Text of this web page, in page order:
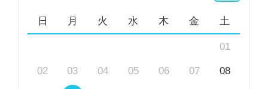
日 月 火 水 木 金 土
01
02 03 04 05 06 07 08